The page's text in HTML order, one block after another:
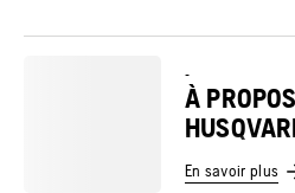
-
À
En savoir plus